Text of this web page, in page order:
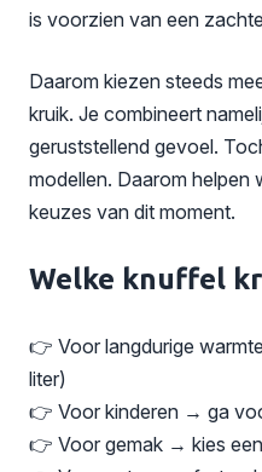
is voorzien van een
Daarom kiezen steeds
kruik. Je combineert
geruststellend gevoel.
modellen. Daarom helpen
keuzes van dit moment.
Welke knuffel
👉 Voor langdurige
liter)
👉 Voor kinderen → ga
👉 Voor gemak → kies